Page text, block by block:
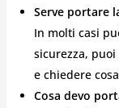
Serve portare
In molti casi
sicurezza,
e chiedere
Cosa devo